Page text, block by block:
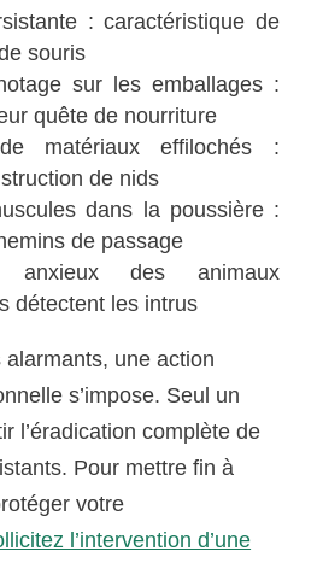
: caractéristique de
souris
sur les emballages :
quête de nourriture
matériaux effilochés :
de nids
dans la poussière :
de passage
anxieux des animaux
détectent les intrus
une action
s’impose. Seul un
l’éradication complète de
Pour mettre fin à
votre
l’intervention d’une